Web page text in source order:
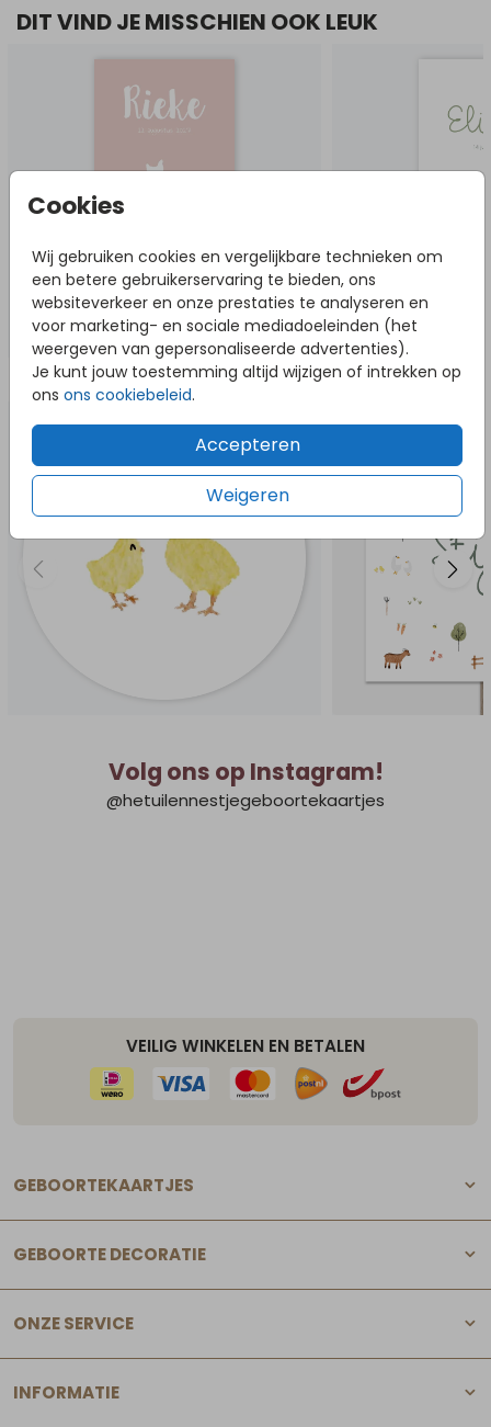
Cookies
Wij gebruiken cookies en vergelijkbare technieken om
een betere gebruikerservaring te bieden, ons
websiteverkeer en onze prestaties te analyseren en
voor marketing- en sociale mediadoeleinden (het
weergeven van gepersonaliseerde advertenties).
Je kunt jouw toestemming altijd wijzigen of intrekken op
ons ons cookiebeleid.
Accepteren
Weigeren
DIT VIND JE MISSCHIEN OOK LEUK
NOG MEER IN DEZE STIJL
Volg ons op Instagram!
@hetuilennestjegeboortekaartjes
VEILIG WINKELEN EN BETALEN
GEBOORTEKAARTJES
GEBOORTE DECORATIE
ONZE SERVICE
INFORMATIE